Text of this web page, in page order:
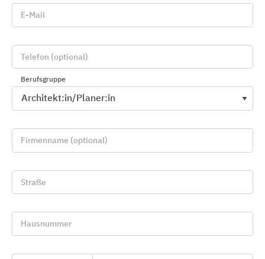
E-Mail
Telefon (optional)
Berufsgruppe
Firmenname (optional)
Straße
Hausnummer